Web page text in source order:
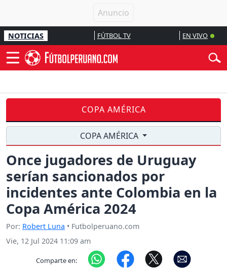
NOTICIAS FÚTBOL TV EN VIVO
COPA AMÉRICA
COPA AMÉRICA
Once jugadores de Uruguay
serían sancionados por
incidentes ante Colombia en la
Copa América 2024
Por: Robert Luna • Futbolperuano.com
Vie, 12 Jul 2024 11:09 am
Comparte en: